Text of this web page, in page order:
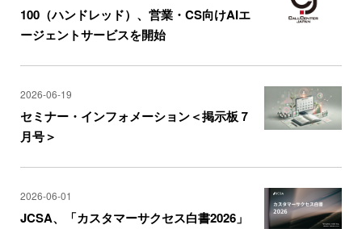
100（ハンドレッド）、営業・CS向けAIエ
ージェントサービスを開始
2026-06-19
セミナー・インフォメーション＜掲示板７
月号＞
2026-06-01
JCSA、「カスタマーサクセス白書2026」